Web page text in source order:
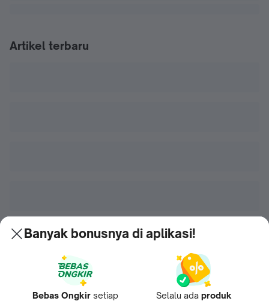
Artikel terbaru
Banyak bonusnya di aplikasi!
Bebas Ongkir setiap
Selalu ada produk